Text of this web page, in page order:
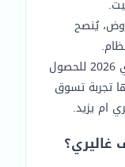
يُنصح
استخدم كود خصم السيف غاليري 2026 للحصول
تجربة تسوق
ام يزيد.